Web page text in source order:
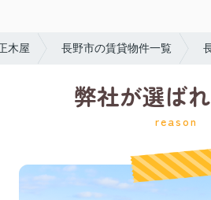
木屋 長野市の賃貸物件一覧
弊社が選ば
reason